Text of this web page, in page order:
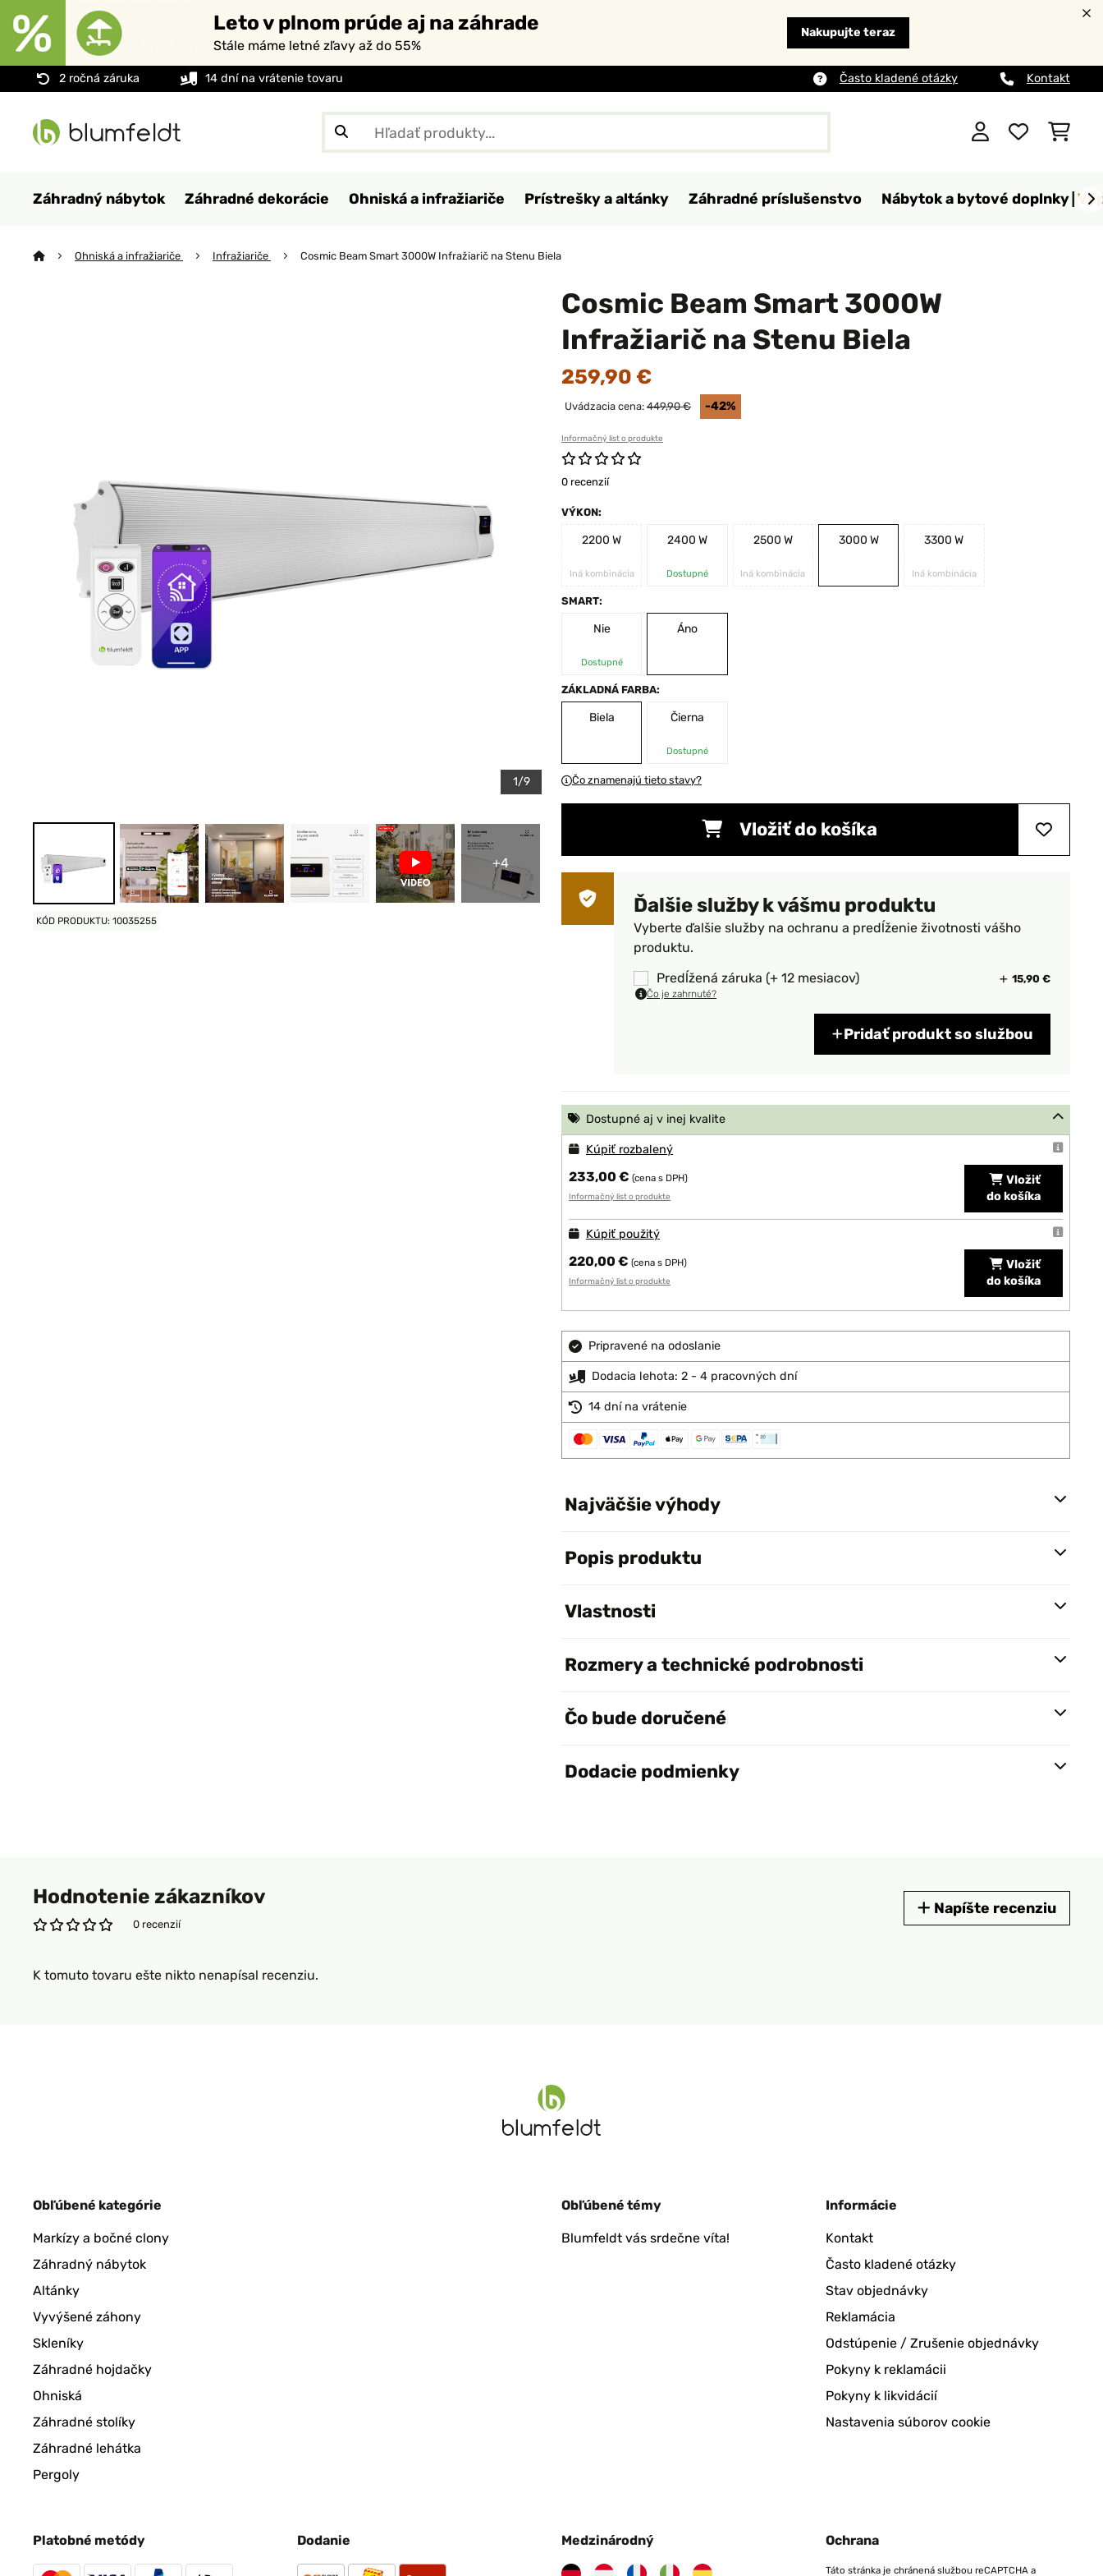
Leto v plnom prúde aj na záhrade
Stále máme letné zľavy až do 55%
Nakupujte teraz
2 ročná záruka 14 dní na vrátenie tovaru Často kladené otázky Kontakt
Záhradný nábytok Záhradné dekorácie Ohniská a infražiariče Prístrešky a altánky Záhradné príslušenstvo Nábytok a bytové doplnky
Ohniská a infražiariče Infražiariče Cosmic Beam Smart 3000W Infražiarič na Stenu Biela
1/9
+4
KÓD PRODUKTU: 10035255
Cosmic Beam Smart 3000W
Infražiarič na Stenu Biela
259,90 €
Uvádzacia cena: 449,90 € -42%
Informačný list o produkte
0 recenzií
VÝKON:
2200 W
Iná kombinácia
2400 W
Dostupné
2500 W
Iná kombinácia
3000 W 3300 W
Iná kombinácia
SMART:
Nie
Dostupné
Áno
ZÁKLADNÁ FARBA:
Biela Čierna
Dostupné
Čo znamenajú tieto stavy?
Vložiť do košíka
Ďalšie služby k vášmu produktu
Vyberte ďalšie služby na ochranu a predĺženie životnosti vášho
produktu.
Predĺžená záruka (+ 12 mesiacov)
15,90 €
Čo je zahrnuté?
Pridať produkt so službou
Dostupné aj v inej kvalite
Kúpiť rozbalený
233,00 € (cena s DPH)
Informačný list o produkte
Vložiť
do košíka
Kúpiť použitý
220,00 € (cena s DPH)
Informačný list o produkte
Vložiť
do košíka
Pripravené na odoslanie
Dodacia lehota: 2 - 4 pracovných dní
14 dní na vrátenie
Najväčšie výhody
Popis produktu
Vlastnosti
Rozmery a technické podrobnosti
Čo bude doručené
Dodacie podmienky
Hodnotenie zákazníkov
0 recenzií
Napíšte recenziu
K tomuto tovaru ešte nikto nenapísal recenziu.
Obľúbené kategórie
Markízy a bočné clony
Záhradný nábytok
Altánky
Vyvýšené záhony
Skleníky
Záhradné hojdačky
Ohniská
Záhradné stolíky
Záhradné lehátka
Pergoly
Obľúbené témy
Blumfeldt vás srdečne víta!
Informácie
Kontakt
Často kladené otázky
Stav objednávky
Reklamácia
Odstúpenie / Zrušenie objednávky
Pokyny k reklamácii
Pokyny k likvidácií
Nastavenia súborov cookie
Platobné metódy Dodanie Medzinárodný Ochrana
Táto stránka je chránená službou reCAPTCHA a